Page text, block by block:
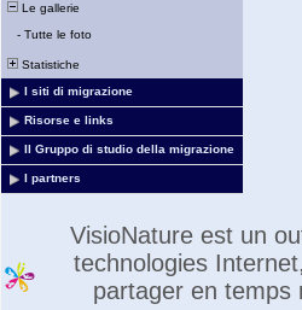
Le gallerie
- Tutte le foto
Statistiche
I siti di migrazione
Risorse e links
Il Gruppo di studio della migrazione
I partners
VisioNature est un
technologies
partager en temps